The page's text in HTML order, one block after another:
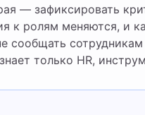
— зафиксировать
к ролям меняются, и
сообщать
только HR,